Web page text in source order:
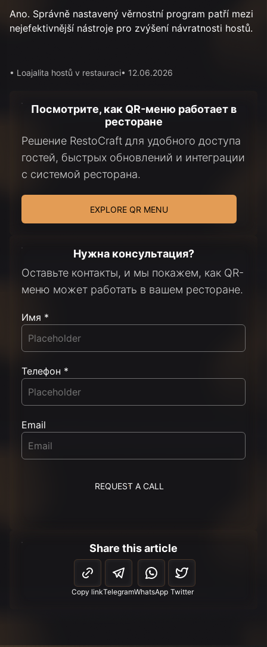
Ano. Správně nastavený věrnostní program patří mezi
nejefektivnější nástroje pro zvýšení návratnosti hostů.
• Loajalita hostů v restauraci• 12.06.2026
Посмотрите, как QR-меню работает в
ресторане
Решение RestoCraft для удобного доступа
гостей, быстрых обновлений и интеграции
с системой ресторана.
EXPLORE QR MENU
Нужна консультация?
Оставьте контакты, и мы покажем, как QR-
меню может работать в вашем ресторане.
Имя *
Телефон *
Email
REQUEST A CALL
Share this article
Copy linkTelegramWhatsApp Twitter